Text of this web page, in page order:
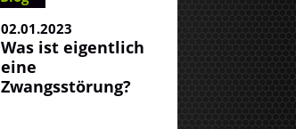
02.01.2023
Was ist eigentlich
eine
Zwangsstörung?